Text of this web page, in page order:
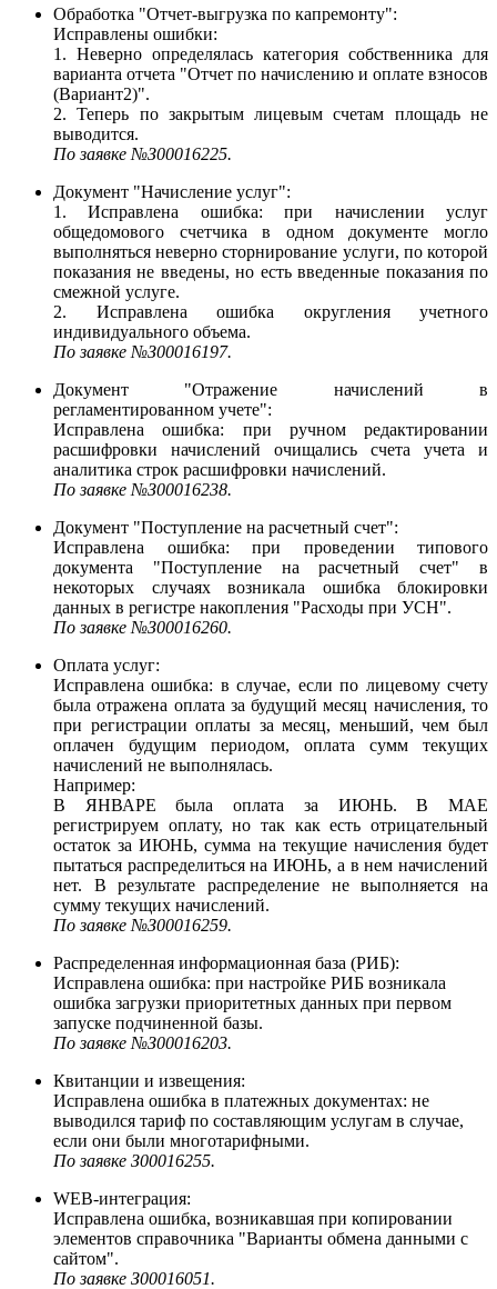
Обработка "Отчет-выгрузка по капремонту":
Исправлены ошибки:
1. Неверно определялась категория собственника для
варианта отчета "Отчет по начислению и оплате взносов
(Вариант2)".
2. Теперь по закрытым лицевым счетам площадь не
выводится.
По заявке №З00016225.
Документ "Начисление услуг":
1. Исправлена ошибка: при начислении услуг
общедомового счетчика в одном документе могло
выполняться неверно сторнирование услуги, по которой
показания не введены, но есть введенные показания по
смежной услуге.
2. Исправлена ошибка округления учетного
индивидуального объема.
По заявке №З00016197.
Документ "Отражение начислений в
регламентированном учете":
Исправлена ошибка: при ручном редактировании
расшифровки начислений очищались счета учета и
аналитика строк расшифровки начислений.
По заявке №З00016238.
Документ "Поступление на расчетный счет":
Исправлена ошибка: при проведении типового
документа "Поступление на расчетный счет" в
некоторых случаях возникала ошибка блокировки
данных в регистре накопления "Расходы при УСН".
По заявке №З00016260.
Оплата услуг:
Исправлена ошибка: в случае, если по лицевому счету
была отражена оплата за будущий месяц начисления, то
при регистрации оплаты за месяц, меньший, чем был
оплачен будущим периодом, оплата сумм текущих
начислений не выполнялась.
Например:
В ЯНВАРЕ была оплата за ИЮНЬ. В МАЕ
регистрируем оплату, но так как есть отрицательный
остаток за ИЮНЬ, сумма на текущие начисления будет
пытаться распределиться на ИЮНЬ, а в нем начислений
нет. В результате распределение не выполняется на
сумму текущих начислений.
По заявке №З00016259.
Распределенная информационная база (РИБ):
Исправлена ошибка: при настройке РИБ возникала
ошибка загрузки приоритетных данных при первом
запуске подчиненной базы.
По заявке №З00016203.
Квитанции и извещения:
Исправлена ошибка в платежных документах: не
выводился тариф по составляющим услугам в случае,
если они были многотарифными.
По заявке З00016255.
WEB-интеграция:
Исправлена ошибка, возникавшая при копировании
элементов справочника "Варианты обмена данными с
сайтом".
По заявке З00016051.